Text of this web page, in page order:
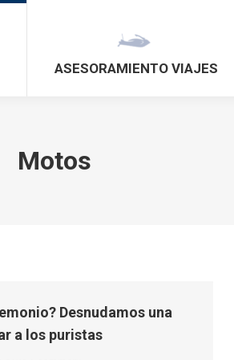
ASESORAMIENTO VIAJES
Motos
Desnudamos una
a los puristas